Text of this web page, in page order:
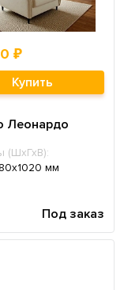
₽
Купить
Леонардо
(ШхГхВ):
мм
Под заказ